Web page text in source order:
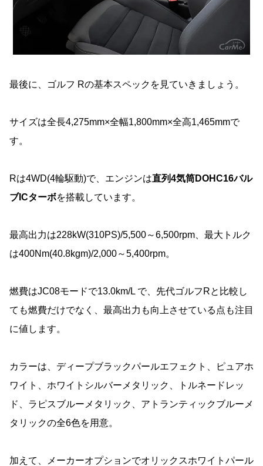
最後に、ゴルフ Rの基本スペックを見ていきましょう。
サイズは全長4,275mm×全幅1,800mm×全高1,465mmで
す。
Rは4WD(4輪駆動)で、エンジンは直列4気筒DOHC16バル
ブICターボを搭載しています。
最高出力は228kW(310PS)/5,500～6,500rpm、最大トルク
は400Nm(40.8kgm)/2,000～5,400rpm。
燃費はJC08モードで13.0km/L で、先代ゴルフRと比較し
ても燃費だけでなく、最高出力も向上させている点も注目
に値します。
カラーは、ディープブラックパールエフェクト、ピュアホ
ワイト、ホワイトシルバーメタリック、トルネードレッ
ド、ラピスブルーメタリック、アトランティックブルーメ
タリックの全6色を用意。
加えて、メーカーオプションでオリックスホワイトパール